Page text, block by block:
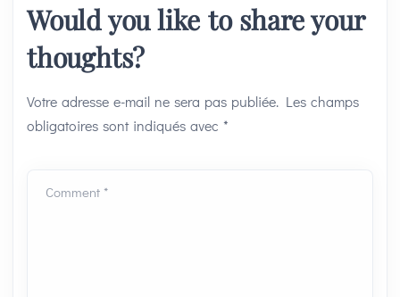
Would you like to share your
thoughts?
Votre adresse e-mail ne sera pas publiée. Les champs
obligatoires sont indiqués avec *
Comment *